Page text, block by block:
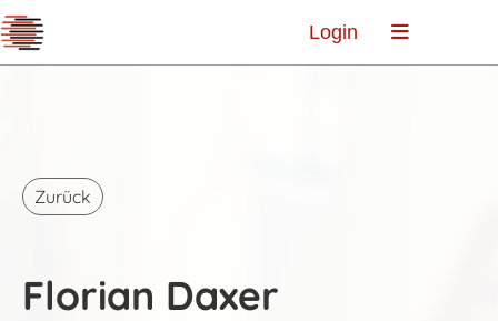
Login
Zurück
Florian Daxer